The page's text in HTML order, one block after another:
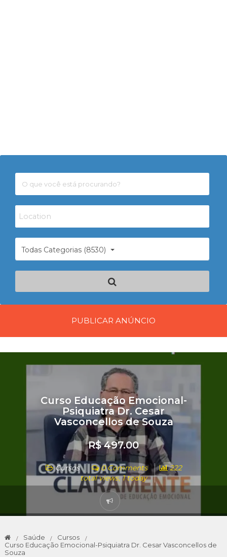
Todas Categorias (8530)
PUBLICAR ANÚNCIO
Curso Educação Emocional-
Psiquiatra Dr. Cesar
Vasconcellos de Souza
R$ 497.00
Cursos 0 Comments
222
total views, 1 today
Saúde
Cursos
Curso Educação Emocional-Psiquiatra Dr. Cesar Vasconcellos de
Souza